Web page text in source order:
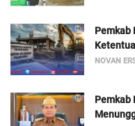
Pemkab
NOVAN
Pemkab